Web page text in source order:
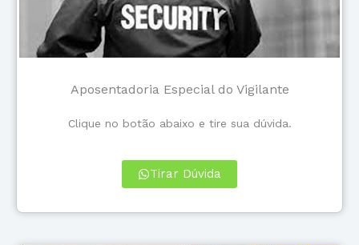
Aposentadoria Especial do Vigilante
Clique no botão abaixo e tire sua dúvida.
Tirar Dúvida